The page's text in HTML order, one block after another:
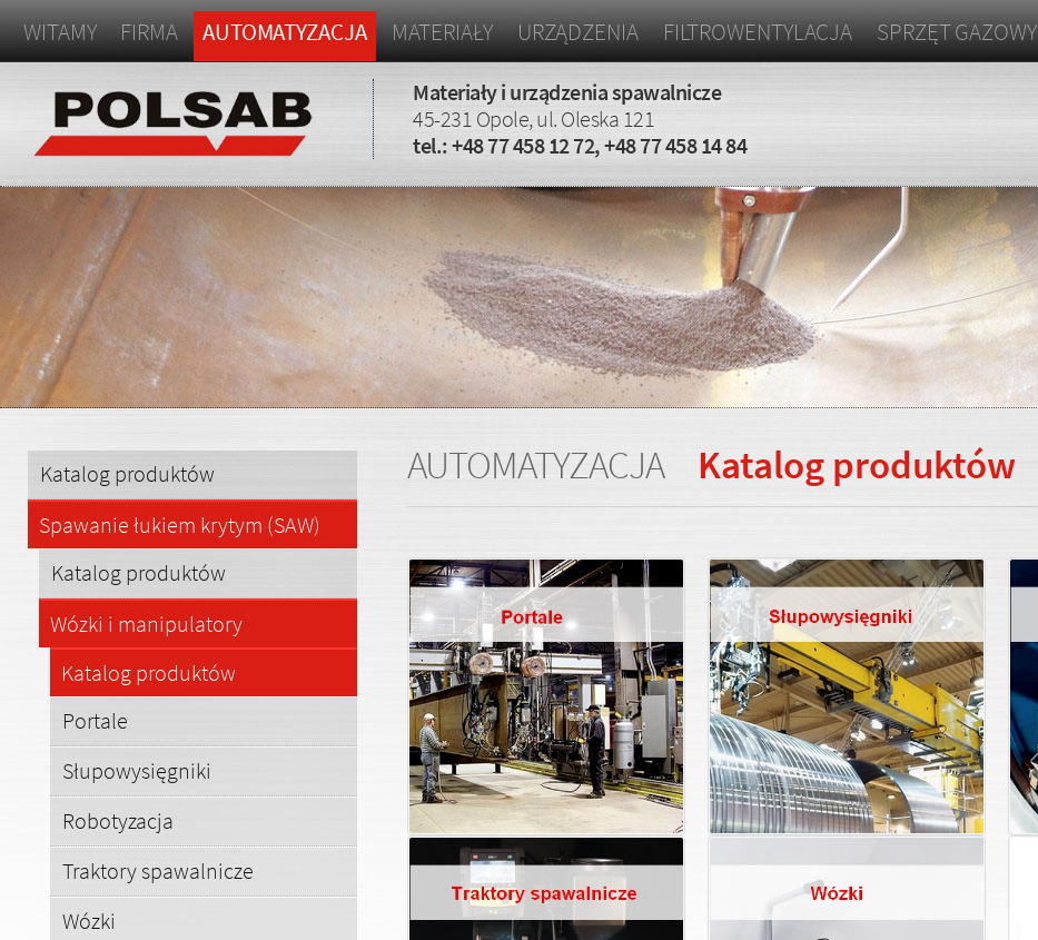
WITAMY FIRMA AUTOMATYZACJA MATERIAŁY URZĄDZENIA FILTROWENTYLACJA SPRZĘT GAZOWY
Materiały i urządzenia spawalnicze
45-231 Opole, ul. Oleska 121
tel.:+48 77 458 12 72,+48 77 458 14 84
Katalog produktów
Spawanie łukiem krytym (SAW)
Katalog produktów
Wózki i manipulatory
Katalog produktów
Portale
Słupowysięgniki
Robotyzacja
Traktory spawalnicze
Wózki
AUTOMATYZACJA Katalog produktów